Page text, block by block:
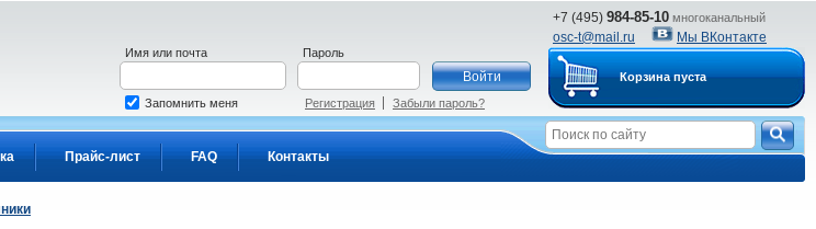
+7 (495) 984-85-10 многоканальный
osc-t@mail.ru Мы ВКонтакте
Прайс-лист FAQ Контакты
Имя или почта Пароль
Запомнить меня Регистрация Забыли пароль?
Корзина пуста